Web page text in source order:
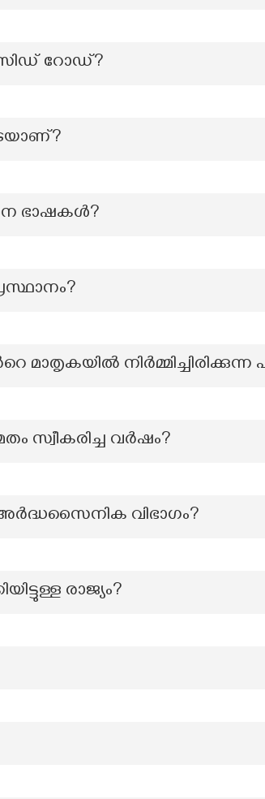
റോഡ്?
ഭാഷകൾ?
നിര്‍മ്മിച്ചിരിക്കുന്ന
സ്വീകരിച്ച വർഷം?
അർദ്ധസൈനിക വിഭാഗം?
രാജ്യം?